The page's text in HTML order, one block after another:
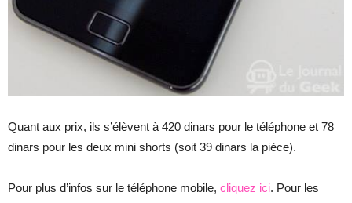
Quant aux prix, ils s’élèvent à 420 dinars pour le téléphone et 78
dinars pour les deux mini shorts (soit 39 dinars la pièce).
Pour plus d’infos sur le téléphone mobile, cliquez ici. Pour les